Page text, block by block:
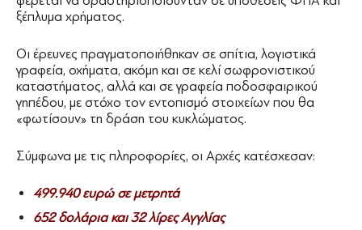
ξέπλυμα χρήματος.
Οι έρευνες πραγματοποιήθηκαν σε σπίτια, λογιστικά
γραφεία, οχήματα, ακόμη και σε κελί σωφρονιστικού
καταστήματος, αλλά και σε γραφεία ποδοσφαιρικού
γηπέδου, με στόχο τον εντοπισμό στοιχείων που θα
«φωτίσουν» τη δράση του κυκλώματος.
Σύμφωνα με τις πληροφορίες, οι Αρχές κατέσχεσαν:
499.940 ευρώ σε μετρητά
652 δολάρια και 32 λίρες Αγγλίας